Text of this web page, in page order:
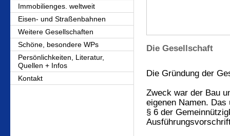
Immobilienges. weltweit
Eisen- und Straßenbahnen
Weitere Gesellschaften
Schöne, besondere WPs
Persönlichkeiten, Literatur,
Quellen + Infos
Kontakt
Die Gesellschaft
Die Gründung der
Zweck war der Bau
eigenen Namen.
§ 6 der